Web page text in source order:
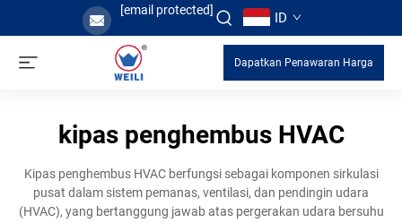
[email protected] ID
Dapatkan Penawaran Harga
kipas penghembus HVAC
Kipas penghembus HVAC berfungsi sebagai komponen sirkulasi
pusat dalam sistem pemanas, ventilasi, dan pendingin udara
(HVAC), yang bertanggung jawab atas pergerakan udara bersuhu